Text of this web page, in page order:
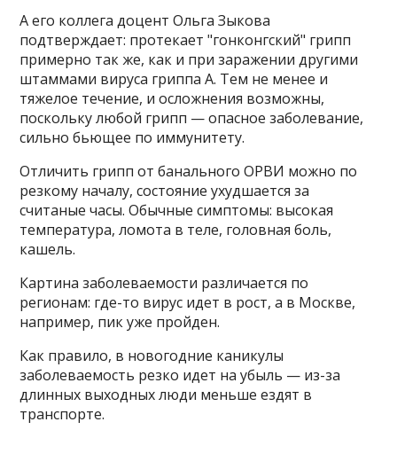
А его коллега доцент Ольга Зыкова
подтверждает: протекает "гонконгский" грипп
примерно так же, как и при заражении другими
штаммами вируса гриппа А. Тем не менее и
тяжелое течение, и осложнения возможны,
поскольку любой грипп — опасное заболевание,
сильно бьющее по иммунитету.
Отличить грипп от банального ОРВИ можно по
резкому началу, состояние ухудшается за
считаные часы. Обычные симптомы: высокая
температура, ломота в теле, головная боль,
кашель.
Картина заболеваемости различается по
регионам: где-то вирус идет в рост, а в Москве,
например, пик уже пройден.
Как правило, в новогодние каникулы
заболеваемость резко идет на убыль — из-за
длинных выходных люди меньше ездят в
транспорте.